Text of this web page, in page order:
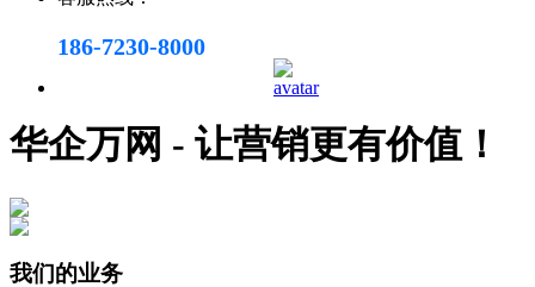
186-7230-8000
华企万网 - 让营销更有价值！
我们的业务